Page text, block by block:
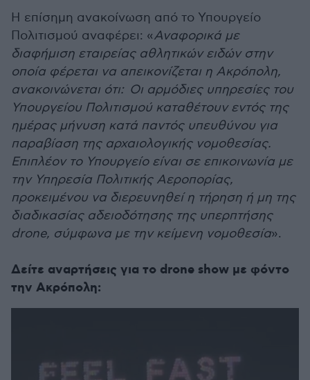
Η επίσημη ανακοίνωση από το Υπουργείο
Πολιτισμού αναφέρει: «Αναφορικά με
διαφήμιση εταιρείας αθλητικών ειδών στην
οποία φέρεται να απεικονίζεται η Ακρόπολη,
ανακοινώνεται ότι: Οι αρμόδιες υπηρεσίες του
Υπουργείου Πολιτισμού καταθέτουν εντός της
ημέρας μήνυση κατά παντός υπευθύνου για
παραβίαση της αρχαιολογικής νομοθεσίας.
Επιπλέον το Υπουργείο είναι σε επικοινωνία με
την Υπηρεσία Πολιτικής Αεροπορίας,
προκειμένου να διερευνηθεί η τήρηση ή μη της
διαδικασίας αδειοδότησης της υπερπτήσης
drone, σύμφωνα με την κείμενη νομοθεσία».
Δείτε αναρτήσεις για το drone show με φόντο
την Ακρόπολη: